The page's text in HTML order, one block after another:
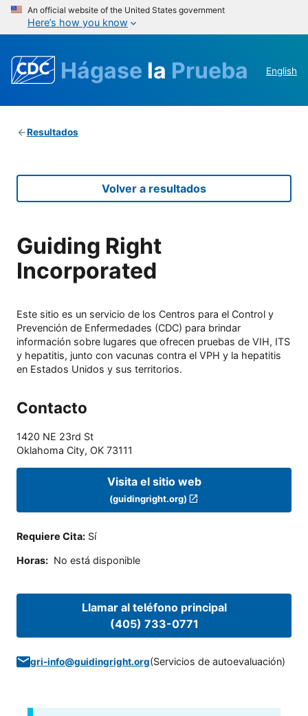
An official website of the United States government
Here’s how you know
Hágase la Prueba English
Resultados
Volver a resultados
Guiding Right
Incorporated
Este sitio es un servicio de los Centros para el Control y
Prevención de Enfermedades (CDC) para brindar
información sobre lugares que ofrecen pruebas de VIH, ITS
y hepatitis, junto con vacunas contra el VPH y la hepatitis
en Estados Unidos y sus territorios.
Contacto
1420 NE 23rd St
Oklahoma City, OK 73111
Visita el sitio web
(guidingright.org)
Requiere Cita: Sí
Horas: No está disponible
Llamar al teléfono principal
(405) 733-0771
gri-info@guidingright.org(Servicios de autoevaluación)